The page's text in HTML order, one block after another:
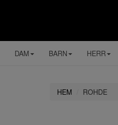
DAM BARN HERR
HEM ROHDE